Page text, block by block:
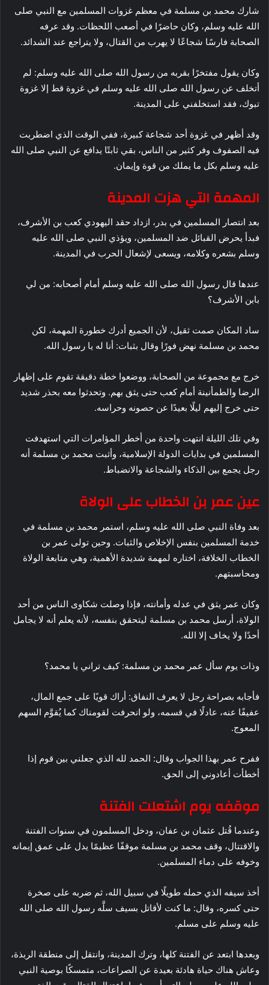
شارك محمد بن مسلمة في معظم غزوات المسلمين مع النبي صلى
الله عليه وسلم، وكان حاضرًا في أصعب اللحظات. وقد عرفه
الصحابة فارسًا شجاعًا لا يهرب من القتال، ولا يتراجع عند الشدائد.
وكان يقول مفتخرًا بقربه من رسول الله صلى الله عليه وسلم: لم
أتخلف عن رسول الله صلى الله عليه وسلم في غزوة قط إلا غزوة
تبوك، فقد استخلفني على المدينة.
وقد أظهر في غزوة أحد شجاعة كبيرة، ففي الوقت الذي اضطربت
فيه الصفوف وفر كثير من الناس، بقي ثابتًا يدافع عن النبي صلى الله
عليه وسلم بكل ما يملك من قوة وإيمان.
المهمة التي هزت المدينة
بعد انتصار المسلمين في بدر، ازداد حقد اليهودي كعب بن الأشرف،
فبدأ يحرض القبائل ضد المسلمين، ويؤذي النبي صلى الله عليه
وسلم بشعره وكلامه، ويسعى لإشعال الحرب في المدينة.
عندها قال رسول الله صلى الله عليه وسلم أمام أصحابه: من لي
بابن الأشرف؟
ساد المكان صمت ثقيل، لأن الجميع أدرك خطورة المهمة، لكن
محمد بن مسلمة نهض فورًا وقال بثبات: أنا له يا رسول الله.
خرج مع مجموعة من الصحابة، ووضعوا خطة دقيقة تقوم على إظهار
الرضا والطمأنينة أمام كعب حتى يثق بهم. وتحدثوا معه بحذر شديد
حتى خرج إليهم ليلًا بعيدًا عن حصونه وحراسه.
وفي تلك الليلة انتهت واحدة من أخطر المؤامرات التي استهدفت
المسلمين في بدايات الدولة الإسلامية، وأثبت محمد بن مسلمة أنه
رجل يجمع بين الذكاء والشجاعة والانضباط.
عين عمر بن الخطاب على الولاة
بعد وفاة النبي صلى الله عليه وسلم، استمر محمد بن مسلمة في
خدمة المسلمين بنفس الإخلاص والثبات. وحين تولى عمر بن
الخطاب الخلافة، اختاره لمهمة شديدة الأهمية، وهي متابعة الولاة
ومحاسبتهم.
وكان عمر يثق في عدله وأمانته، فإذا وصلت شكاوى الناس من أحد
الولاة، أرسل محمد بن مسلمة ليتحقق بنفسه، لأنه يعلم أنه لا يجامل
أحدًا ولا يخاف إلا الله.
وذات يوم سأل عمر محمد بن مسلمة: كيف تراني يا محمد؟
فأجابه بصراحة رجل لا يعرف النفاق: أراك قويًا على جمع المال،
عفيفًا عنه، عادلًا في قسمه، ولو انحرفت لقومناك كما يُقوَّم السهم
المعوج.
ففرح عمر بهذا الجواب وقال: الحمد لله الذي جعلني بين قوم إذا
أخطأت أعادوني إلى الحق.
موقفه يوم اشتعلت الفتنة
وعندما قُتل عثمان بن عفان، ودخل المسلمون في سنوات الفتنة
والاقتتال، وقف محمد بن مسلمة موقفًا عظيمًا يدل على عمق إيمانه
وخوفه على دماء المسلمين.
أخذ سيفه الذي حمله طويلًا في سبيل الله، ثم ضربه على صخرة
حتى كسره، وقال: ما كنت لأقاتل بسيف سلَّه رسول الله صلى الله
عليه وسلم على مسلم.
وبعدها ابتعد عن الفتنة كلها، وترك المدينة، وانتقل إلى منطقة الربذة،
وعاش هناك حياة هادئة بعيدة عن الصراعات، متمسكًا بوصية النبي